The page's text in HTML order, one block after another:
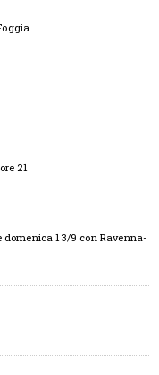
21
domenica 13/9 con Ravenna-